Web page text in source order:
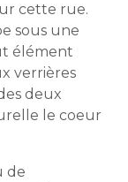
cette rue.
sous une
élément
verrières
deux
le coeur
de